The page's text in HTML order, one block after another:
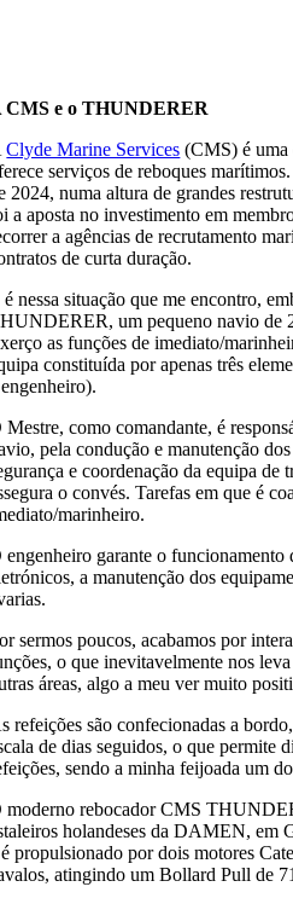
CMS e o THUNDERER
Clyde Marine Services (CMS) é uma
serviços de reboques
2024, numa altura de grandes
a aposta no investimento em
a agências de recrutamento
de curta duração.
é nessa situação que me encontro,
um pequeno navio de
as funções de imediato/
constituída por apenas três
Mestre, como comandante, é
pela condução e manutenção
e coordenação da equipa de
o convés. Tarefas em que é
marinheiro.
engenheiro garante o funcionamento
a manutenção dos
sermos poucos, acabamos por
o que inevitavelmente nos
áreas, algo a meu ver muito
refeições são confecionadas a
de dias seguidos, o que permite
sendo a minha feijoada um
moderno rebocador CMS
holandeses da DAMEN, em
propulsionado por dois motores
atingindo um Bollard Pull de